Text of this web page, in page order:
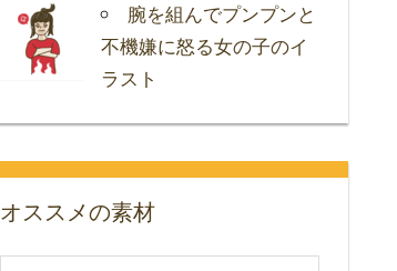
腕を組んでプンプンと
不機嫌に怒る女の子のイ
ラスト
オススメの素材